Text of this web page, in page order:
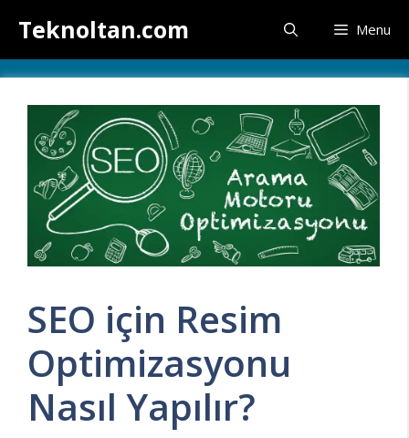
atlaTeknoltan.com Menu
SEO için Resim
Optimizasyonu
Nasıl Yapılır?